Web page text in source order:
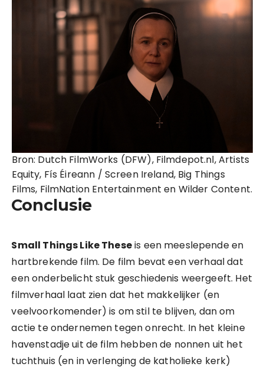
Bron: Dutch FilmWorks (DFW), Filmdepot.nl, Artists
Equity, Fís Éireann / Screen Ireland, Big Things
Films, FilmNation Entertainment en Wilder Content.
Conclusie
Small Things Like Theseis een meeslepende en
hartbrekende film. De film bevat een verhaal dat
een onderbelicht stuk geschiedenis weergeeft. Het
filmverhaal laat zien dat het makkelijker (en
veelvoorkomender) is om stil te blijven, dan om
actie te ondernemen tegen onrecht. In het kleine
havenstadje uit de film hebben de nonnen uit het
tuchthuis (en in verlenging de katholieke kerk)